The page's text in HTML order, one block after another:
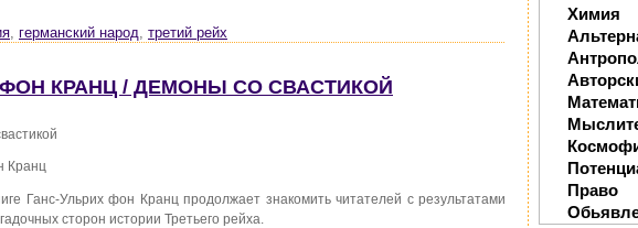
, германский народ, третий рейх
КРАНЦ / ДЕМОНЫ СО СВАСТИКОЙ
Кранц
Ганс-Ульрих фон Кранц продолжает знакомить читателей с результатами
сторон истории Третьего рейха.
Химия
Право